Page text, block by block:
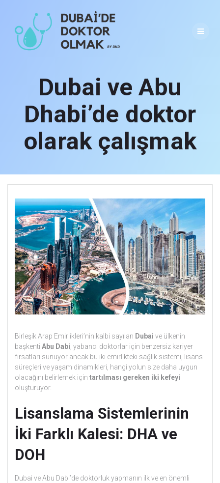
to
content
Dubai ve Abu
Dhabi’de doktor
olarak çalışmak
Birleşik Arap Emirlikleri’nin kalbi sayılan Dubai ve ülkenin
başkenti Abu Dabi , yabancı doktorlar için benzersiz kariyer
fırsatları sunuyor ancak bu iki emirlikteki sağlık sistemi, lisans
süreçleri ve yaşam dinamikleri, hangi yolun size daha uygun
olacağını belirlemek için tartılması gereken iki kefeyi
oluşturuyor.
Lisanslama Sistemlerinin
İki Farklı Kalesi: DHA ve
DOH
Dubai ve Abu Dabi’de doktorluk yapmanın ilk ve en önemli